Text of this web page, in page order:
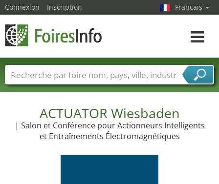
ACTUATOR Wiesbaden
| Salon et Conférence pour Actionneurs Intelligents
et Entraînements Électromagnétiques
Connexion Inscription Français
Toggle
Foire noms Pays Villes
Secteurs de foire